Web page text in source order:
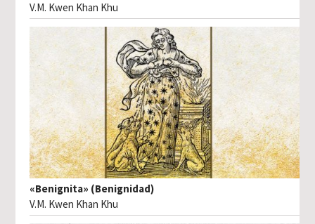
V.M. Kwen Khan Khu
«Benignita» (Benignidad)
V.M. Kwen Khan Khu